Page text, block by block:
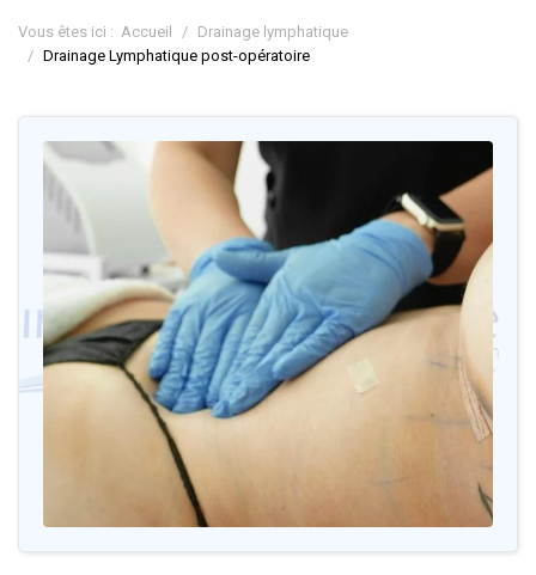
Vous êtes ici : Accueil
Drainage lymphatique
Drainage Lymphatique post-opératoire